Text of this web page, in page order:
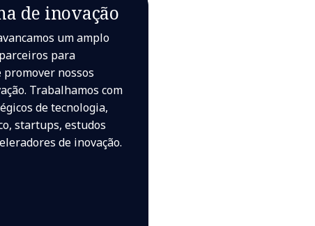
de inovação
um amplo
para
nossos
Trabalhamos com
de tecnologia,
startups, estudos
de inovação.